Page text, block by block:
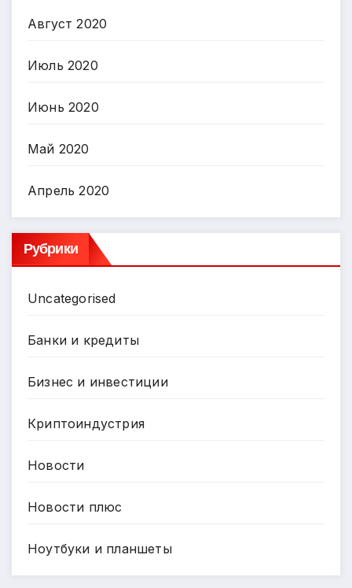
Август 2020
Июль 2020
Июнь 2020
Май 2020
Апрель 2020
Рубрики
Uncategorised
Банки и кредиты
Бизнес и инвестиции
Криптоиндустрия
Новости
Новости плюс
Ноутбуки и планшеты